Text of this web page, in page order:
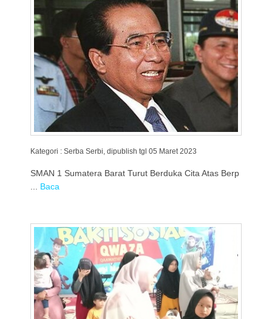
Kategori : Serba Serbi, dipublish tgl 05 Maret 2023
SMAN 1 Sumatera Barat Turut Berduka Cita Atas Berp
Baca